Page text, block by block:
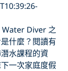
Water Diver 之
什麼？閱讀有
水課程的資
一次家庭度假